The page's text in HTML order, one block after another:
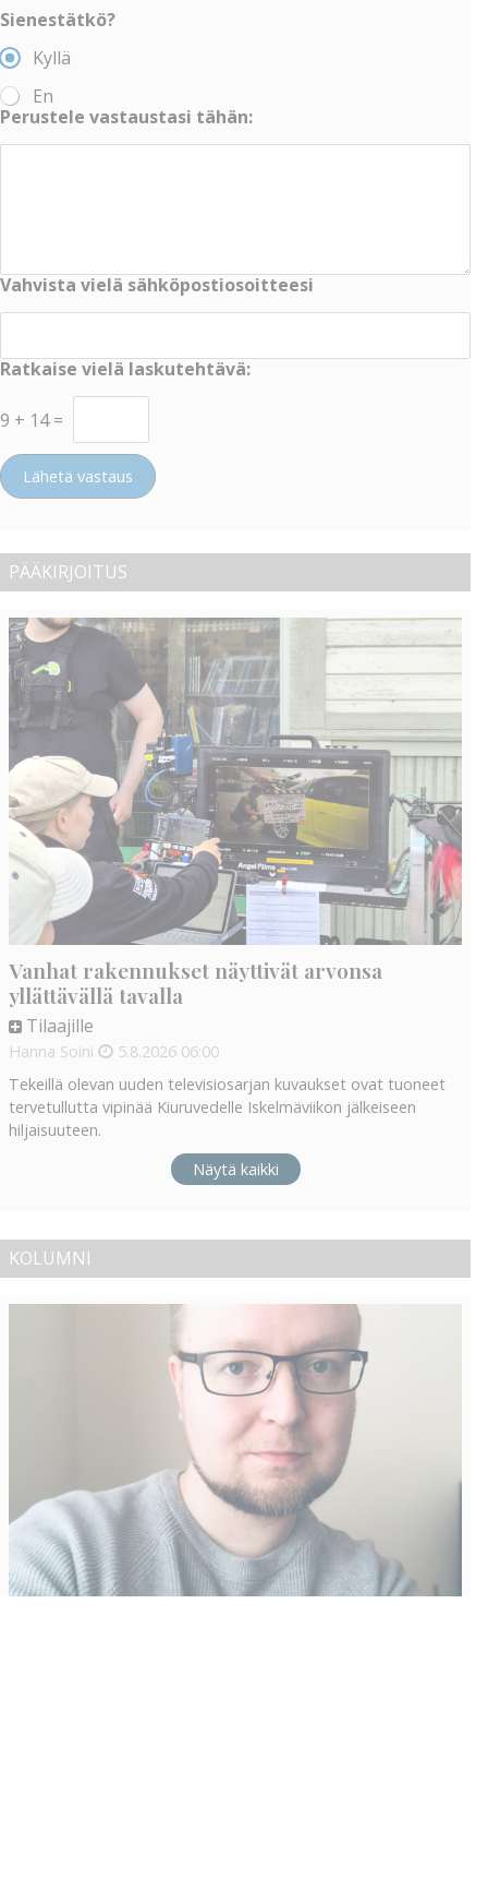
Sienestätkö?
Kyllä
En
Perustele vastaustasi tähän:
Vahvista vielä sähköpostiosoitteesi
Ratkaise vielä laskutehtävä:
9 + 14 =
Lähetä vastaus
PÄÄKIRJOITUS
Vanhat rakennukset näyttivät arvonsa
yllättävällä tavalla
Tilaajille
Hanna Soini 5.8.2026 06:00
Tekeillä olevan uuden televisiosarjan kuvaukset ovat tuoneet
tervetullutta vipinää Kiuruvedelle Iskelmäviikon jälkeiseen
hiljaisuuteen.
Näytä kaikki
KOLUMNI